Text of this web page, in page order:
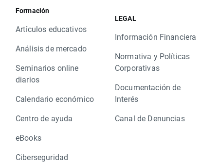
Formación
Artículos educativos
Análisis de mercado
Seminarios online
diarios
Calendario económico
Centro de ayuda
eBooks
Ciberseguridad
LEGAL
Información Financiera
Normativa y Políticas
Corporativas
Documentación de
Interés
Canal de Denuncias